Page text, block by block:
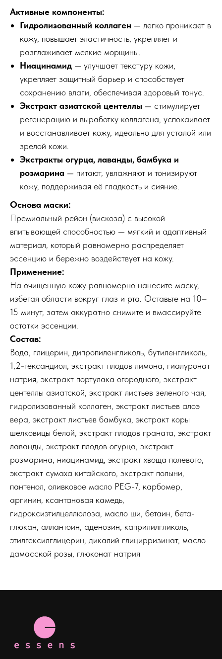
Активные компоненты:
Гидролизованный коллаген — легко проникает в
кожу, повышает эластичность, укрепляет и
разглаживает мелкие морщины.
Ниацинамид — улучшает текстуру кожи,
укрепляет защитный барьер и способствует
сохранению влаги, обеспечивая здоровый тонус.
Экстракт азиатской центеллы — стимулирует
регенерацию и выработку коллагена, успокаивает
и восстанавливает кожу, идеально для усталой или
зрелой кожи.
Экстракты огурца, лаванды, бамбука и
розмарина — питают, увлажняют и тонизируют
кожу, поддерживая её гладкость и сияние.
Основа маски:
Премиальный рейон (вискоза) с высокой
впитывающей способностью — мягкий и адаптивный
материал, который равномерно распределяет
эссенцию и бережно воздействует на кожу.
Применение:
На очищенную кожу равномерно нанесите маску,
избегая области вокруг глаз и рта. Оставьте на 10–
15 минут, затем аккуратно снимите и вмассируйте
остатки эссенции.
Состав:
Вода, глицерин, дипропиленгликоль, бутиленгликоль,
1,2-гександиол, экстракт плодов лимона, гиалуронат
натрия, экстракт портулака огородного, экстракт
центеллы азиатской, экстракт листьев зеленого чая,
гидролизованный коллаген, экстракт листьев алоэ
вера, экстракт листьев бамбука, экстракт коры
шелковицы белой, экстракт плодов граната, экстракт
лаванды, экстракт плодов огурца, экстракт
розмарина, ниацинамид, экстракт хвоща полевого,
экстракт сумаха китайского, экстракт полыни,
пантенол, оливковое масло PEG-7, карбомер,
аргинин, ксантановая камедь,
гидроксиэтилцеллюлоза, масло ши, бетаин, бета-
глюкан, аллантоин, аденозин, каприлилгликоль,
этилгексилглицерин, дикалий глицирризинат, масло
дамасской розы, глюконат натрия